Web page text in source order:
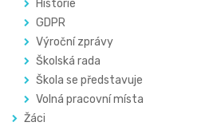
Historie
GDPR
Výroční zprávy
Školská rada
Škola se představuje
Volná pracovní místa
Žáci